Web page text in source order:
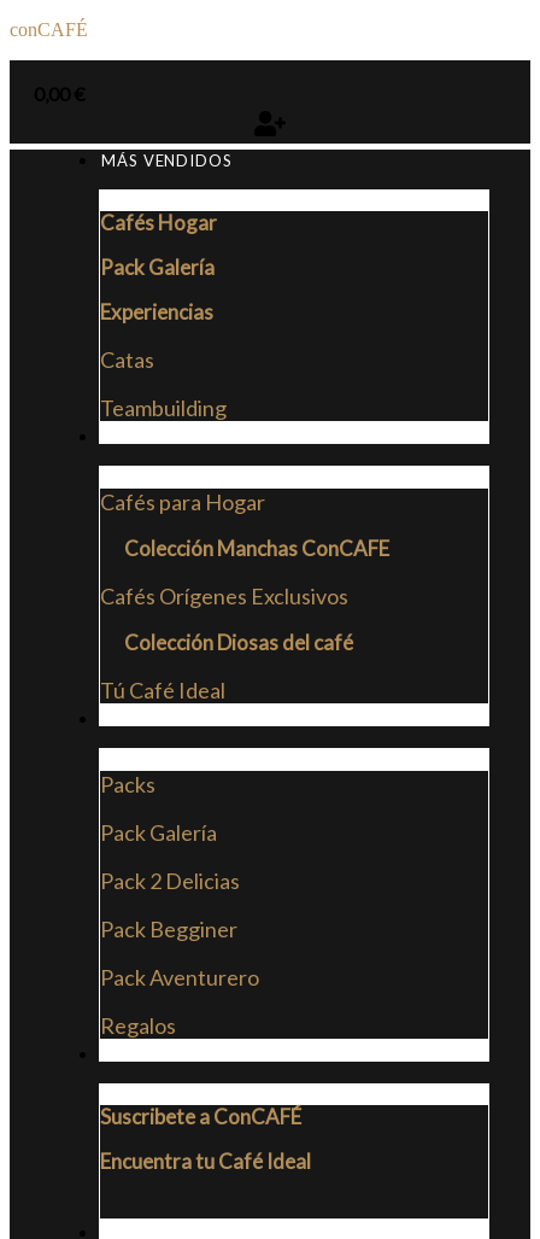
conCAFÉ
MÁS VENDIDOS
Cafés Hogar
Pack Galería
Experiencias
Catas
Teambuilding
Cafés para Hogar
Colección Manchas ConCAFE
Cafés Orígenes Exclusivos
Colección Diosas del café
Tú Café Ideal
Packs
Pack Galería
Pack 2 Delicias
Pack Begginer
Pack Aventurero
Regalos
Suscribete a ConCAFÉ
Encuentra tu Café Ideal